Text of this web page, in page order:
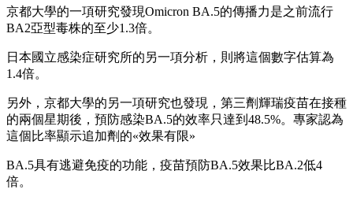
京都大學的一項研究發現Omicron BA.5的傳播力是之前流行
BA2亞型毒株的至少1.3倍。
日本國立感染症研究所的另一項分析，則將這個數字估算為
1.4倍。
另外，京都大學的另一項研究也發現，第三劑輝瑞疫苗在接種
的兩個星期後，預防感染BA.5的效率只達到48.5%。專家認為
這個比率顯示追加劑的«效果有限»
BA.5具有逃避免疫的功能，疫苗預防BA.5效果比BA.2低4
倍。